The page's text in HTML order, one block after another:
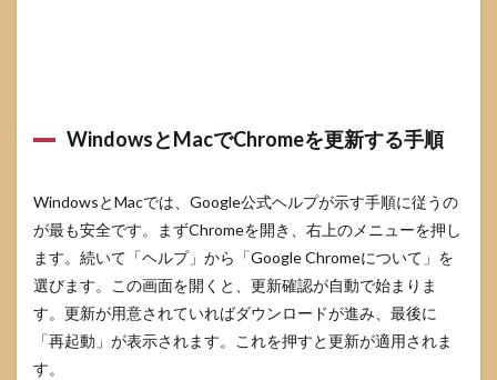
WindowsとMacでChromeを更新する手順
WindowsとMacでは、Google公式ヘルプが示す手順に従うの
が最も安全です。まずChromeを開き、右上のメニューを押し
ます。続いて「ヘルプ」から「Google Chromeについて」を
選びます。この画面を開くと、更新確認が自動で始まりま
す。更新が用意されていればダウンロードが進み、最後に
「再起動」が表示されます。これを押すと更新が適用されま
す。